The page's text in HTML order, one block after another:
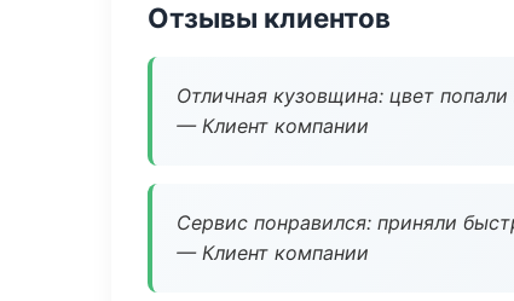
Отзывы клиентов
Отличная кузовщина: цвет
— Клиент компании
Сервис понравился: приняли
— Клиент компании